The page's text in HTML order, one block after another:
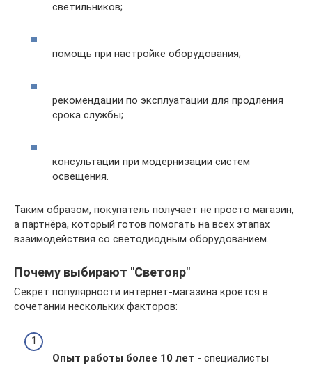
светильников;
помощь при настройке оборудования;
рекомендации по эксплуатации для продления
срока службы;
консультации при модернизации систем
освещения.
Таким образом, покупатель получает не просто магазин,
а партнёра, который готов помогать на всех этапах
взаимодействия со светодиодным оборудованием.
Почему выбирают "Светояр"
Секрет популярности интернет-магазина кроется в
сочетании нескольких факторов:
Опыт работы более 10 лет - специалисты